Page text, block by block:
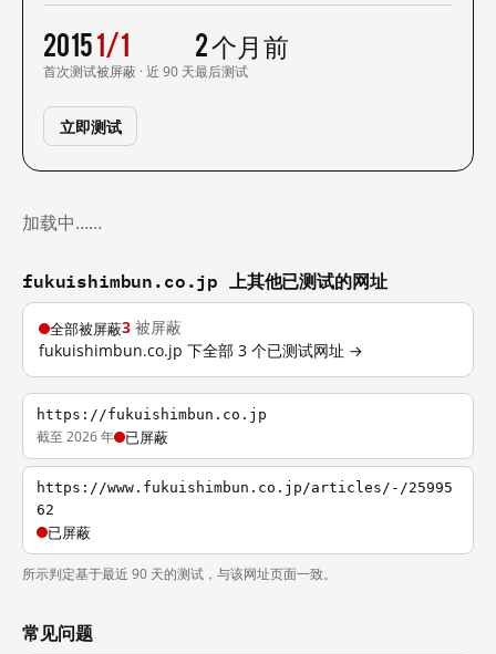
2015
首次测试
1/1
被屏蔽 · 近 90 天
2 个月前
最后测试
立即测试
加载中……
fukuishimbun.co.jp 上其他已测试的网址
全部被屏蔽3 被屏蔽
fukuishimbun.co.jp 下全部 3 个已测试网址 →
https://fukuishimbun.co.jp
截至 2026 年 已屏蔽
https://www.fukuishimbun.co.jp/articles/-/25995
62
已屏蔽
所示判定基于最近 90 天的测试，与该网址页面一致。
常见问题